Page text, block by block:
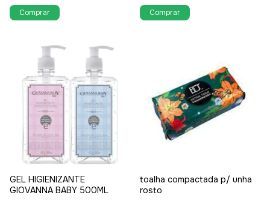
GEL HIGIENIZANTE
GIOVANNA BABY 500ML
toalha compactada p/ unha
rosto